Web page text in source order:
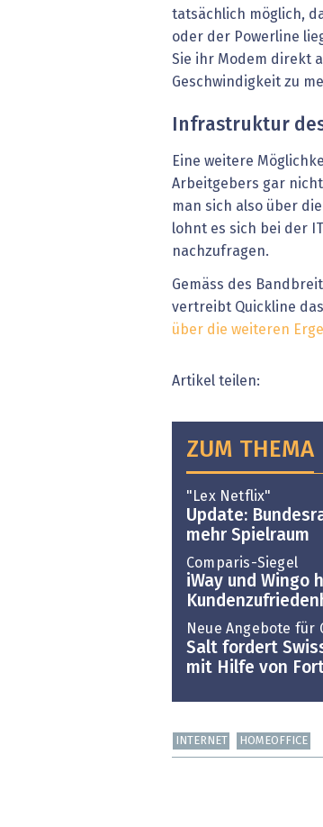
tatsächlich möglich,
oder der Powerline
Sie ihr Modem direkt
Geschwindigkeit zu
Infrastruktur
Eine weitere
Arbeitgebers gar
man sich also über
lohnt es sich bei der
nachzufragen.
Gemäss des
vertreibt Quickline
über die weiteren
Artikel teilen:
ZUM THEMA
"Lex Netflix"
Update:
mehr Spielraum
Comparis-Siegel
iWay und Wingo
Neue Angebote für
Salt fordert
mit Hilfe von
INTERNET HOMEOFFICE